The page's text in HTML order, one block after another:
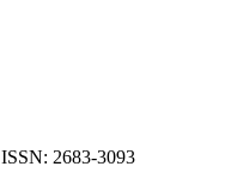
ISSN: 2683-3093